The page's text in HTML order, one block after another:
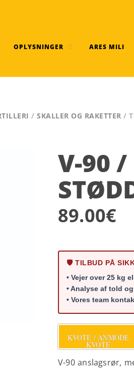
OPLYSNINGER ARES MILI
/SKALLER OG RAKETTER /
V-90 /
89.00€
🛡️ TILBUD PÅ
• Vejer over 25 kg
• Analyse af told
• Vores team
KVOTE / ANMODE
KVOTE
V-90 anslagsrør,